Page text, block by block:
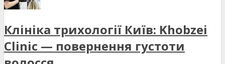
Клініка трихології Київ: Khobzei
Clinic — повернення густоти